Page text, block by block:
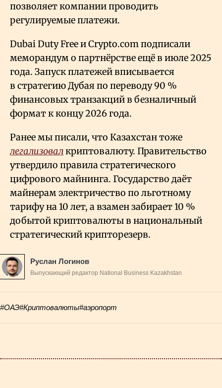
позволяет компании проводить
регулируемые платежи.
Dubai Duty Free и Crypto.com подписали
меморандум о партнёрстве ещё в июле 2025
года. Запуск платежей вписывается
в стратегию Дубая по переводу 90 %
финансовых транзакций в безналичный
формат к концу 2026 года.
Ранее мы писали, что Казахстан тоже
легализовалкриптовалюту. Правительство
утвердило правила стратегического
цифрового майнинга. Государство даёт
майнерам электричество по льготному
тарифу на 10 лет, а взамен забирает 10 %
добытой криптовалюты в национальный
стратегический крипторезерв.
Руслан Логинов
Выпускающий редактор National Business Kazakhstan
#ОАЭ#Криптовалюты#аэропорт